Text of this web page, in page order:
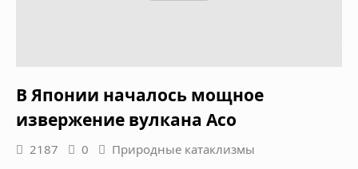
В Японии началось мощное
извержение вулкана Асо
2187 0 Природные катаклизмы